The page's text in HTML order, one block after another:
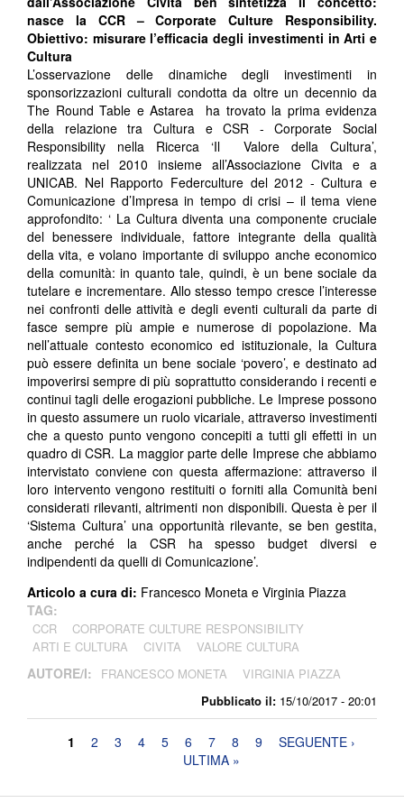
Pubblicato il: 15/10/2017 - 20:01
nasce la CCR – Corporate Culture Responsibility.
Obiettivo: misurare l’efficacia degli investimenti in Arti e
Cultura
L’osservazione delle dinamiche degli investimenti in
sponsorizzazioni culturali condotta da oltre un decennio da
The Round Table e Astarea ha trovato la prima evidenza
della relazione tra Cultura e CSR - Corporate Social
Responsibility nella Ricerca ‘Il Valore della Cultura’,
realizzata nel 2010 insieme all’Associazione Civita e a
UNICAB. Nel Rapporto Federculture del 2012 - Cultura e
Comunicazione d’Impresa in tempo di crisi – il tema viene
approfondito: ‘ La Cultura diventa una componente cruciale
del benessere individuale, fattore integrante della qualità
della vita, e volano importante di sviluppo anche economico
della comunità: in quanto tale, quindi, è un bene sociale da
tutelare e incrementare. Allo stesso tempo cresce l’interesse
nei confronti delle attività e degli eventi culturali da parte di
fasce sempre più ampie e numerose di popolazione. Ma
nell’attuale contesto economico ed istituzionale, la Cultura
può essere definita un bene sociale ‘povero’, e destinato ad
impoverirsi sempre di più soprattutto considerando i recenti e
continui tagli delle erogazioni pubbliche. Le Imprese possono
in questo assumere un ruolo vicariale, attraverso investimenti
che a questo punto vengono concepiti a tutti gli effetti in un
quadro di CSR. La maggior parte delle Imprese che abbiamo
intervistato conviene con questa affermazione: attraverso il
loro intervento vengono restituiti o forniti alla Comunità beni
considerati rilevanti, altrimenti non disponibili. Questa è per il
‘Sistema Cultura’ una opportunità rilevante, se ben gestita,
anche perché la CSR ha spesso budget diversi e
indipendenti da quelli di Comunicazione’.
Articolo a cura di: Francesco Moneta e Virginia Piazza
TAG:
CCR
CORPORATE CULTURE RESPONSIBILITY
ARTI E CULTURA
CIVITA VALORE CULTURA
AUTORE/I: FRANCESCO MONETA VIRGINIA PIAZZA
Pagine
1 2 3 4 5 6 7 8 9
SEGUENTE ›
ULTIMA »